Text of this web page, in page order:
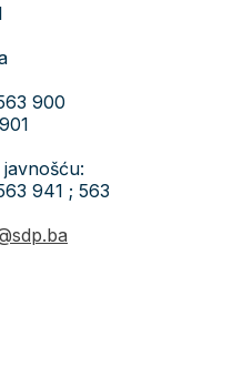
900
941 ; 563